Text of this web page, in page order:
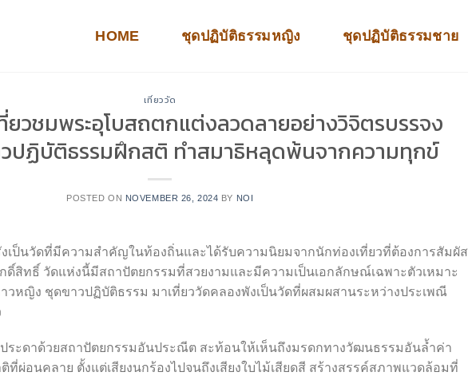
HOME ชุดปฏิบัติธรรมหญิง ชุดปฏิบัติธรรมชาย
เที่ยววัด
ยวชมพระอุโบสถตกแต่งลวดลายอย่างวิจิตรบรรจง
วปฏิบัติธรรมฝึกสติ ทำสมาธิหลุดพ้นจากความทุกข์
POSTED ON NOVEMBER 26, 2024 BY NOI
งเป็นวัดที่มีความสำคัญในท้องถิ่นและได้รับความนิยมจากนักท่องเที่ยวที่ต้องการสัมผัส
ดิ์สิทธิ์ วัดแห่งนี้มีสถาปัตยกรรมที่สวยงามและมีความเป็นเอกลักษณ์เฉพาะตัวเหมาะ
วหญิง ชุดขาวปฏิบัติธรรม มาเที่ยววัดคลองพังเป็นวัดที่ผสมผสานระหว่างประเพณี
ระดาด้วยสถาปัตยกรรมอันประณีต สะท้อนให้เห็นถึงมรดกทางวัฒนธรรมอันล้ำค่า
ที่ผ่อนคลาย ตั้งแต่เสียงนกร้องไปจนถึงเสียงใบไม้เสียดสี สร้างสรรค์สภาพแวดล้อมที่